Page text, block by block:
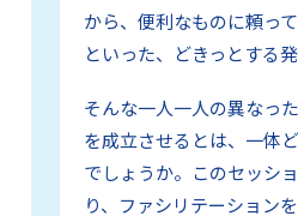
から、便利なものに頼っ
といった、どきっとする発
そんな一人一人の異なっ
を成立させるとは、一体
でしょうか。このセッシ
り、ファシリテーション